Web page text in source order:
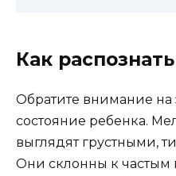
Как
Обратите внимание
состояние ребенка.
выглядят грустными,
Они склонны к частым